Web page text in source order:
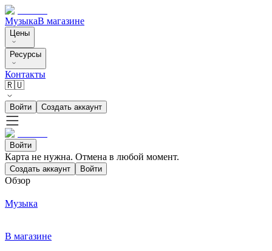
МузыкаВ магазине
Цены
Ресурсы
Контакты
🇷🇺
Войти Создать аккаунт
Войти
Карта не нужна. Отмена в любой момент.
Создать аккаунт Войти
Обзор
Музыка
В магазине